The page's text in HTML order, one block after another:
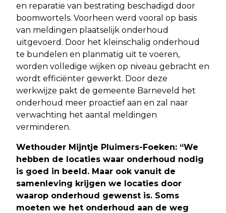
en reparatie van bestrating beschadigd door
boomwortels. Voorheen werd vooral op basis
van meldingen plaatselijk onderhoud
uitgevoerd. Door het kleinschalig onderhoud
te bundelen en planmatig uit te voeren,
worden volledige wijken op niveau gebracht en
wordt efficiënter gewerkt. Door deze
werkwijze pakt de gemeente Barneveld het
onderhoud meer proactief aan en zal naar
verwachting het aantal meldingen
verminderen.
Wethouder Mijntje Pluimers-Foeken: “We
hebben de locaties waar onderhoud nodig
is goed in beeld. Maar ook vanuit de
samenleving krijgen we locaties door
waarop onderhoud gewenst is. Soms
moeten we het onderhoud aan de weg